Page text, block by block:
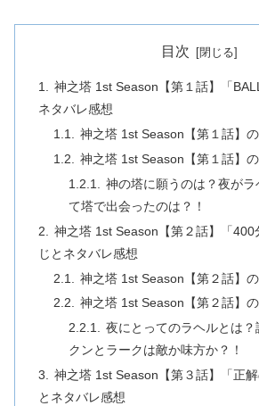
目次
神之塔 1st Season【第１話】「
ネタバレ感想
神之塔 1st Season【第１話】
神之塔 1st Season【第１話】
神の塔に願うのは？夜が
て塔で出会ったのは？！
神之塔 1st Season【第２話】「400
じとネタバレ感想
神之塔 1st Season【第２話】
神之塔 1st Season【第２話】
夜にとってのラヘルとは？
クンとラークは敵か味方か？！
神之塔 1st Season【第３話】「正
とネタバレ感想